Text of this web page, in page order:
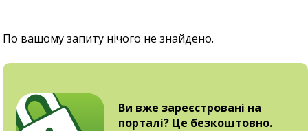
По вашому запиту нічого не знайдено.
Ви вже зареєстровані на
порталі? Це безкоштовно.